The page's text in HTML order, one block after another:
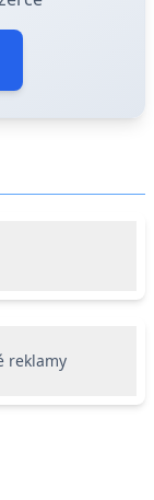
reklamy